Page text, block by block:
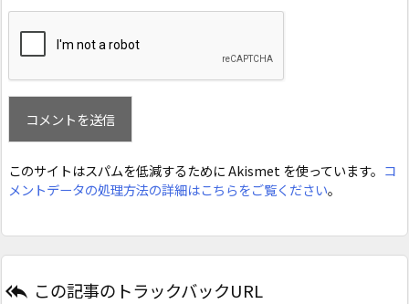
このサイトはスパムを低減するために Akismet を使っています。 コ
メントデータの処理方法の詳細はこちらをご覧ください。
 この記事のトラックバックURL